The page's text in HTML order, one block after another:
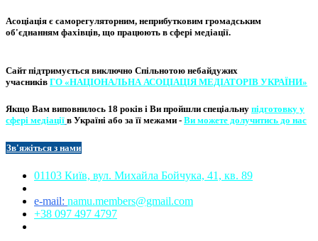
Асоціація є саморегуляторним, неприбутковим громадським
об'єднанням фахівців, що працюють в сфері медіації. ​
Сайт підтримується виключно Спільнотою небайдужих
учасників ГО «НАЦІОНАЛЬНА АСОЦІ​АЦІЯ МЕ​​ДІАТОРІВ УКРА​ЇНИ»
Якщо Вам виповнилось 18 років і Ви пройшли спеціальну підготовку у
сфері медіації в Україні або за її межами - Ви можете долучитись до нас
Зв'яжіться з нами​​
01103 Київ, вул. Михайла Бойчука, 41, кв. 89​
e-mail: namu.members@gmail.com​
+38 097 497 4797